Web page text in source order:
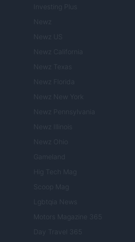
Investing Plus
Newz
Newz US
Newz California
Newz Texas
Newz Florida
Newz New York
Newz Pennsylvania
Newz Illinois
Newz Ohio
Gameland
Hig Tech Mag
Scoop Mag
Lgbtqia News
Motors Magazine 365
Day Travel 365